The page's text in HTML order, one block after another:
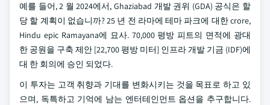
예를 들어, 2 월 2024에서, Ghaziabad 개발 권위 (GDA) 공식은 할
당 할 계획이 없습니까? 25 년 전 라마에 테마 파크에 대한 crore,
Hindu epic Ramayana에 묘사. 70,000 평방 피트의 면적에 광대
한 공원을 구축 제안 [22,700 평방 미터] 인프라 개발 기금 (IDF)에
대 한 회의에 승인 되었다.
이 투자는 고객 취향과 기대를 변화시키는 것을 목표로 하고 있
으며, 독특하고 기억에 남는 엔터테인먼트 옵션을 추구합니다.